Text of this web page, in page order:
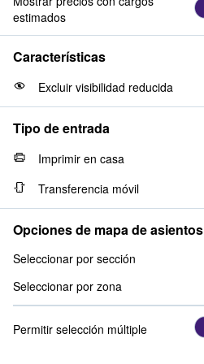
estimados
Características
Excluir visibilidad reducida
Tipo de entrada
Imprimir en casa
Transferencia móvil
Opciones de mapa de asientos
Seleccionar por sección
Seleccionar por zona
Permitir selección múltiple